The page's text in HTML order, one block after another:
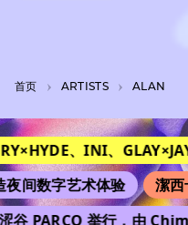
首页 A­R­T­I­S­T­S ALAN
、INI、
间数字艺术体验
潔西
PARCO 举行，由